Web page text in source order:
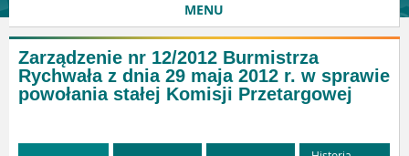
MENU
Zarządzenie nr 12/2012 Burmistrza
Rychwała z dnia 29 maja 2012 r. w sprawie
powołania stałej Komisji Przetargowej